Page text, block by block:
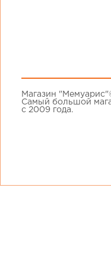
Магазин
Самый большой
с 2009 года.